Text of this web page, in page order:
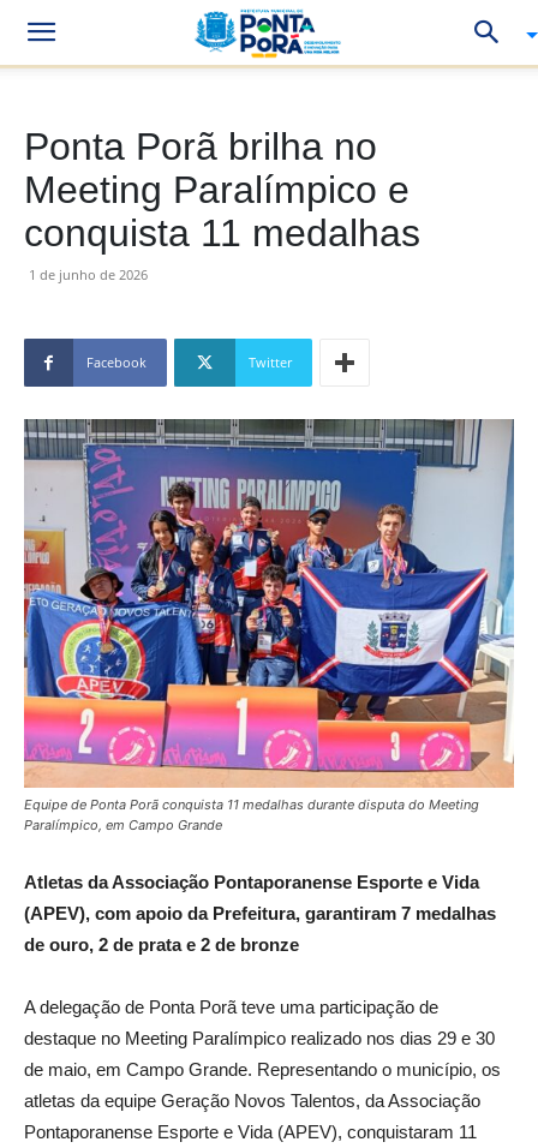
Ponta Porã brilha no
Meeting Paralímpico e
conquista 11 medalhas
1 de junho de 2026
Facebook Twitter
Equipe de Ponta Porã conquista 11 medalhas durante disputa do Meeting
Paralímpico, em Campo Grande
Atletas da Associação Pontaporanense Esporte e Vida
(APEV), com apoio da Prefeitura, garantiram 7 medalhas
de ouro, 2 de prata e 2 de bronze
A delegação de Ponta Porã teve uma participação de
destaque no Meeting Paralímpico realizado nos dias 29 e 30
de maio, em Campo Grande. Representando o município, os
atletas da equipe Geração Novos Talentos, da Associação
Pontaporanense Esporte e Vida (APEV), conquistaram 11